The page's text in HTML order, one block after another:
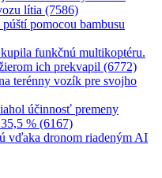
lítia (7586)
pomocou bambusu
funkčnú multikoptéru.
ich prekvapil (6772)
terénny vozík pre svojho
účinnosť premeny
% (6167)
vďaka dronom riadeným AI